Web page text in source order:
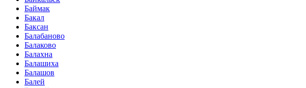
Баймак
Бакал
Баксан
Балабаново
Балаково
Балахна
Балашиха
Балашов
Балей